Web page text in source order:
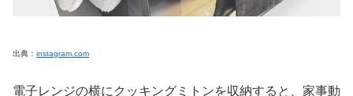
出典： instagram.com
電子レンジの横にクッキングミトンを収納すると、家事動